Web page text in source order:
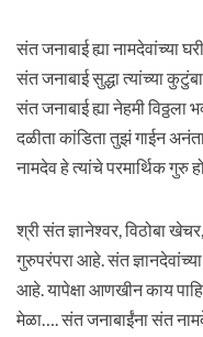
संत जनाबाई ह्या नामदेवांच्या
संत जनाबाई सुद्धा त्यांच्या
संत जनाबाई ह्या नेहमी विठ्ठला
दळीता कांडिता तुझं गाईन
नामदेव हे त्यांचे परमार्थिक गुरु
श्री संत ज्ञानेश्वर, विठोबा
गुरुपरंपरा आहे. संत
आहे. यापेक्षा आणखीन काय
मेळा…. संत जनाबाईंना संत